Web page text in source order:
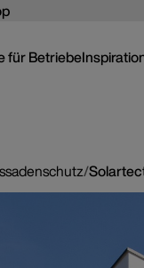
für Betriebe
/